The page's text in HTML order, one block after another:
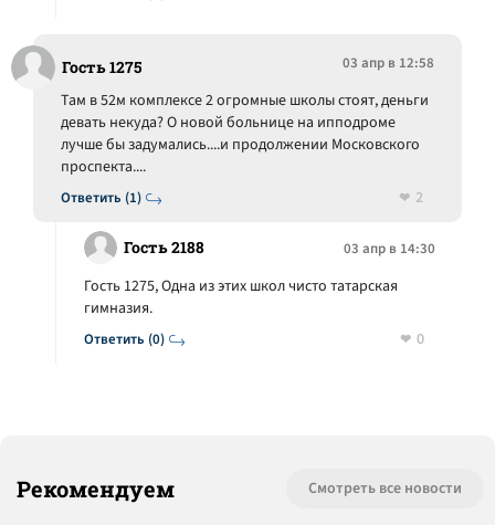
Гость 1275 03 апр в 12:58
Ответить (1)
Там в 52м комплексе 2 огромные школы стоят, деньги
девать некуда? О новой больнице на ипподроме
лучше бы задумались....и продолжении Московского
проспекта....
2
Гость 2188 03 апр в 14:30
Ответить (0)
Гость 1275, Одна из этих школ чисто татарская
гимназия.
0
Рекомендуем Смотреть все новости